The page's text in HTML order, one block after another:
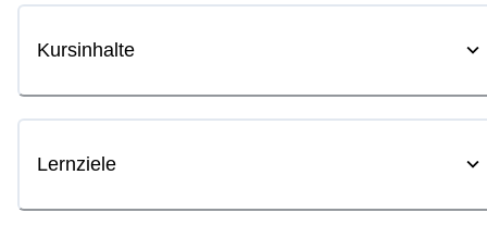
Kursinhalte
Lernziele